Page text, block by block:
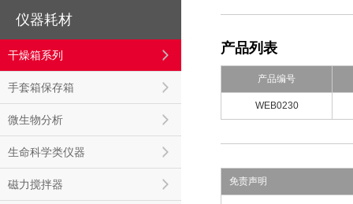
仪器耗材
干燥箱系列
手套箱保存箱
微生物分析
生命科学类仪器
磁力搅拌器
产品列表
产品编号
WEB0230
免责声明